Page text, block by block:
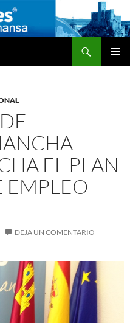
EL PLAN
EMPLEO
DEJA UN COMENTARIO